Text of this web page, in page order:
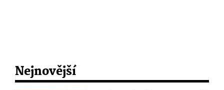
Nejnovější